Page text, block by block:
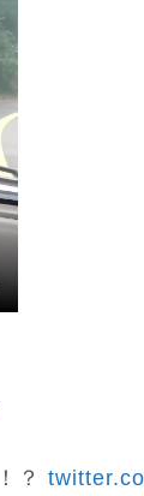
？